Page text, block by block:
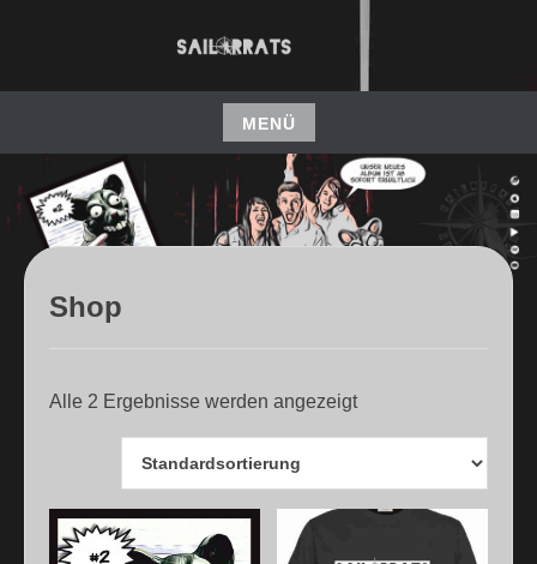
SAILORRATS
MENÜ
Shop
Alle 2 Ergebnisse werden angezeigt